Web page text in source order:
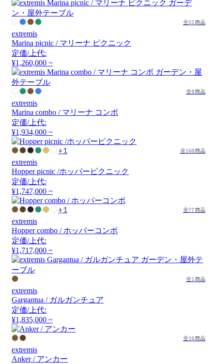
全32商品
extremis
Marina picnic / マリーナ ピクニック
定価/上代:
¥1,260,000 ~
全8商品
extremis
Marina combo / マリーナ コンボ
定価/上代:
¥1,934,000 ~
+1 全168商品
extremis
Hopper picnic /ホッパーピクニック
定価/上代:
¥1,747,000 ~
+1 全77商品
extremis
Hopper combo / ホッパーコンボ
定価/上代:
¥1,717,000 ~
全1商品
extremis
Gargantua / ガルガンチュア
定価/上代:
¥1,835,000 ~
全16商品
extremis
Anker / アンカー